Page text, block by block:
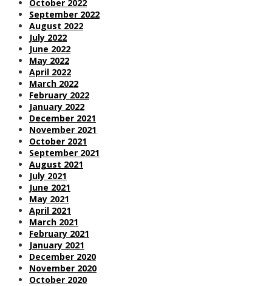
October 2022
September 2022
August 2022
July 2022
June 2022
May 2022
April 2022
March 2022
February 2022
January 2022
December 2021
November 2021
October 2021
September 2021
August 2021
July 2021
June 2021
May 2021
April 2021
March 2021
February 2021
January 2021
December 2020
November 2020
October 2020